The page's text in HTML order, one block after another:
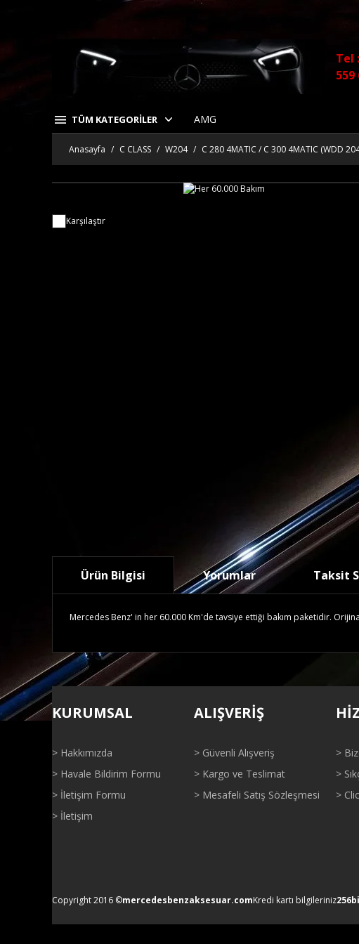
Tel
559
TÜM KATEGORİLER AMG
Anasayfa C CLASS W204 C 280 4MATIC / C 300 4MATIC (WDD
Karşılaştır
Ürün Bilgisi Yorumlar Taksit
Mercedes Benz' in her 60.000 Km'de tavsiye ettiği bakım paketidir.
Bu ürünün fiyat bilgisi, resim, ürün açıklamalarında ve diğer
Görüş ve önerileriniz için teşekkür ederiz.
Ürün resmi kalitesiz, bozuk veya görüntülenemiyor.
Ürün fiyatı diğer sitelerden daha pahalı.
KURUMSAL
> Hakkımızda
> Havale Bildirim Formu
> İletişim Formu
> İletişim
ALIŞVERİŞ
> Güvenli Alışveriş
> Kargo ve Teslimat
> Mesafeli Satış Sözleşmesi
>
>
>
Copyright 2016 ©mercedesbenzaksesuar.comKredi kartı bilgileriniz